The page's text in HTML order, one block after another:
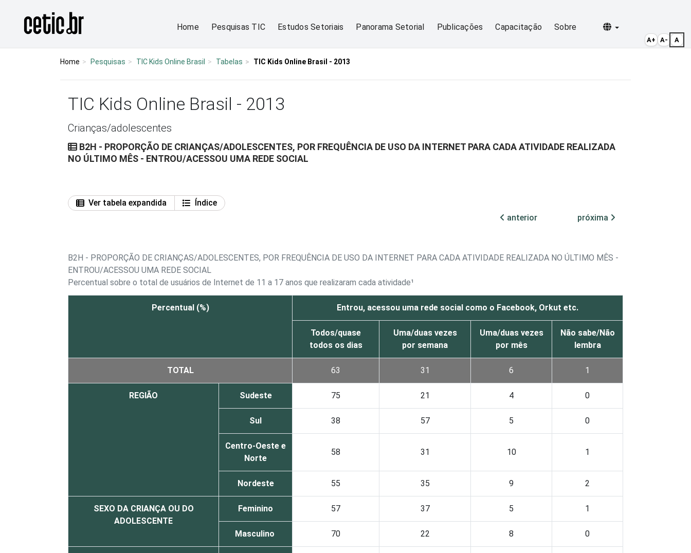
Página inicial
Home Pesquisas TIC Estudos Setoriais Panorama Setorial Publicações Capacitação Sobre Selecionar idioma
Home Pesquisas TIC Kids Online Brasil Tabelas TIC Kids Online Brasil - 2013
TIC Kids Online Brasil - 2013
Crianças/adolescentes
B2H - PROPORÇÃO DE CRIANÇAS/ADOLESCENTES, POR FREQUÊNCIA DE USO DA INTERNET PARA CADA ATIVIDADE REALIZADA
NO ÚLTIMO MÊS - ENTROU/ACESSOU UMA REDE SOCIAL
Ver tabela expandida
Índice
anterior
próxima
B2H - PROPORÇÃO DE CRIANÇAS/ADOLESCENTES, POR FREQUÊNCIA DE USO DA INTERNET PARA CADA ATIVIDADE REALIZADA NO ÚLTIMO MÊS -
ENTROU/ACESSOU UMA REDE SOCIAL
Percentual sobre o total de usuários de Internet de 11 a 17 anos que realizaram cada atividade¹
Percentual (%) Entrou, acessou uma rede social como o Facebook, Orkut etc.
Todos/quase
todos os dias
Uma/duas vezes
por semana
Uma/duas vezes
por mês
Não sabe/Não
lembra
TOTAL 63 31 6 1
REGIÃO Sudeste 75 21 4 0
Sul 38 57 5 0
Centro-Oeste e
Norte
58 31 10 1
Nordeste 55 35 9 2
SEXO DA CRIANÇA OU DO
ADOLESCENTE
Feminino 57 37 5 1
Masculino 70 22 8 0
A+ A- A